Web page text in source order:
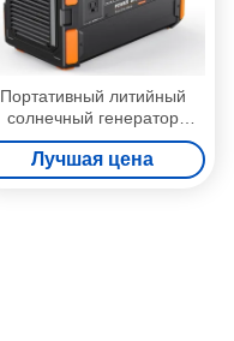
Портативный литийный
солнечный генератор
мощностью 1200 Вт,
настраиваемая
электростанция AC
Лучшая цена